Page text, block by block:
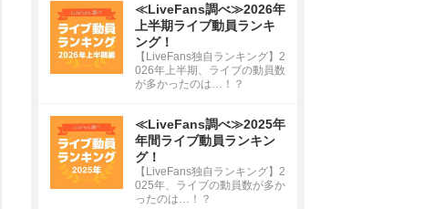
≪LiveFans調べ≫2026年
上半期ライブ動員ランキ
ング！
【LiveFans独自ランキング】2
026年上半期、ライブの動員数
が多かったのは…！？
≪LiveFans調べ≫2025年
年間ライブ動員ランキン
グ！
【LiveFans独自ランキング】2
025年、ライブの動員数が多か
ったのは…！？